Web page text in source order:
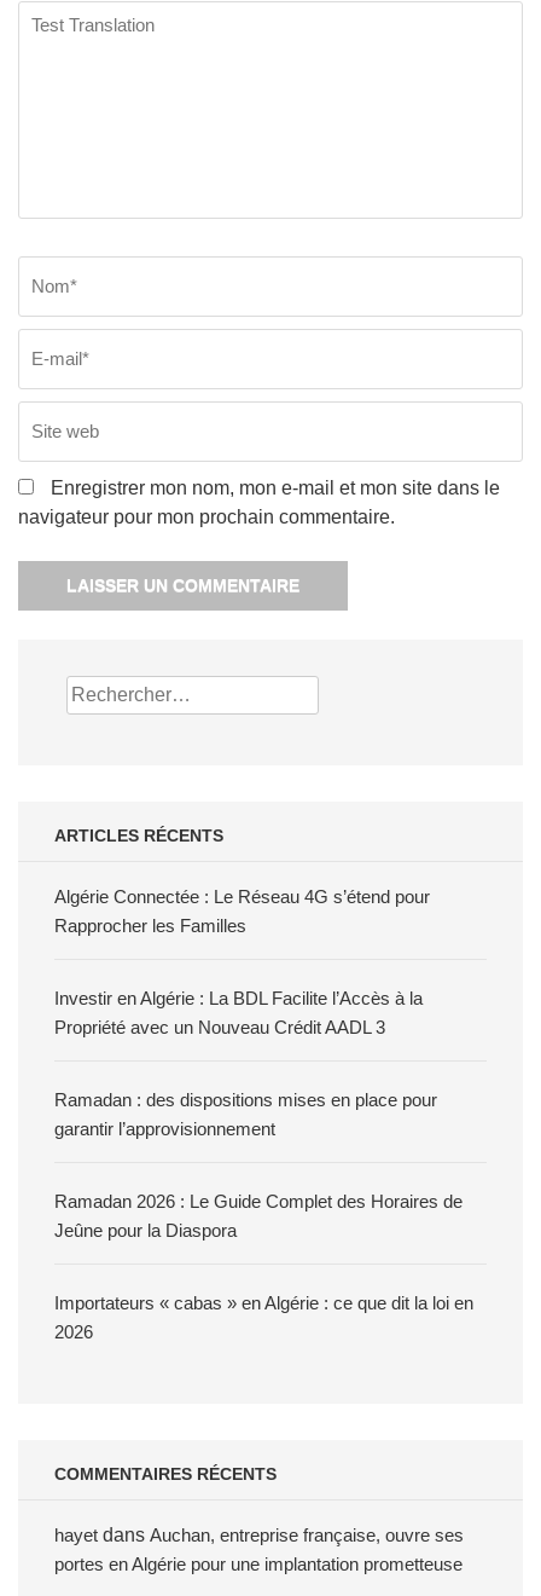
Test
Enregistrer mon nom, mon e-mail et mon site dans le
navigateur pour mon prochain commentaire.
Rechercher :
ARTICLES RÉCENTS
Algérie Connectée : Le Réseau 4G s’étend pour
Rapprocher les Familles
Investir en Algérie : La BDL Facilite l’Accès à la
Propriété avec un Nouveau Crédit AADL 3
Ramadan : des dispositions mises en place pour
garantir l’approvisionnement
Ramadan 2026 : Le Guide Complet des Horaires de
Jeûne pour la Diaspora
Importateurs « cabas » en Algérie : ce que dit la loi en
2026
COMMENTAIRES RÉCENTS
hayet dans Auchan, entreprise française, ouvre ses
portes en Algérie pour une implantation prometteuse